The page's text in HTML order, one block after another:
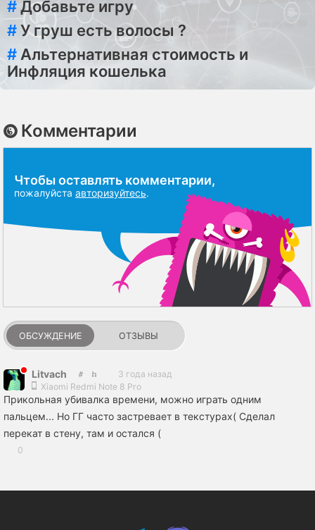
#Добавьте игру
#У груш есть волосы ?
# Альтернативная стоимость и
Инфляция кошелька
Комментарии
Чтобы оставлять комментарии,
пожалуйста авторизуйтесь.
ОБСУЖДЕНИЕ ОТЗЫВЫ
Litvach
3 года назад
Xiaomi Redmi Note 8 Pro
Прикольная убивалка времени, можно играть одним
пальцем... Но ГГ часто застревает в текстурах( Сделал
перекат в стену, там и остался (
0